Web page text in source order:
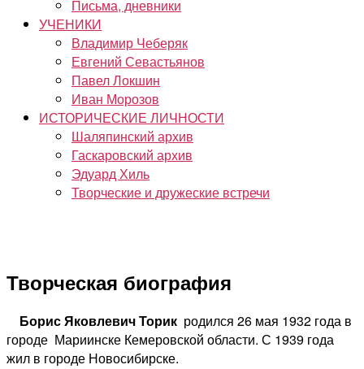
Письма, дневники
УЧЕНИКИ
Владимир Чеберяк
Евгений Севастьянов
Павел Локшин
Иван Морозов
ИСТОРИЧЕСКИЕ ЛИЧНОСТИ
Шаляпинский архив
Гаскаровский архив
Эдуард Хиль
Творческие и дружеские встречи
Творческая биография
Борис Яковлевич Торик родился 26 мая 1932 года в
городе Мариинске Кемеровской области. С 1939 года
жил в городе Новосибирске.